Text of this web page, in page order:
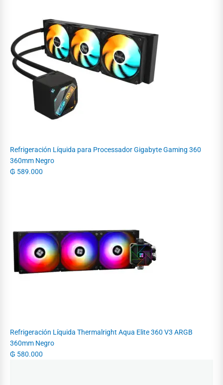
Refrigeración Líquida para Processador Gigabyte Gaming 360
360mm Negro
₲ 589.000
Refrigeración Líquida Thermalright Aqua Elite 360 V3 ARGB
360mm Negro
₲ 580.000